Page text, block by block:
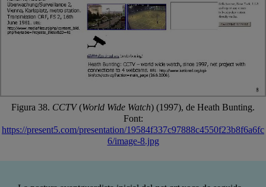
Figura 38. CCTV(World Wide Watch) (1997), de Heath Bunting.
Font:
https://present5.com/presentation/19584f337c97888c4550f23b8f6a6fc
6/image-8.jpg